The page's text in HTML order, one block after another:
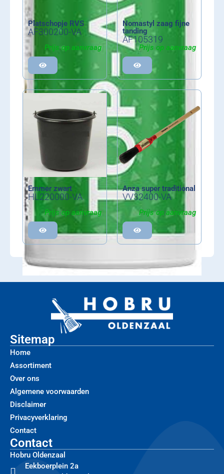
Platschopje RVS
AF300200-VA
Prijs op aanvraag
Nomastyl zaag fijne
tanding
AF105319
Prijs op aanvraag
Emmer zwart
HL220000-VA
Prijs op aanvraag
Anza super traditional
VV32400-VA
Prijs op aanvraag
Sitemap
Home
Assortiment
Over ons
Algemene voorwaarden
Disclaimer
Privacyverklaring
Contact
Contact
Hobru Oldenzaal
Eekboerplein 2a